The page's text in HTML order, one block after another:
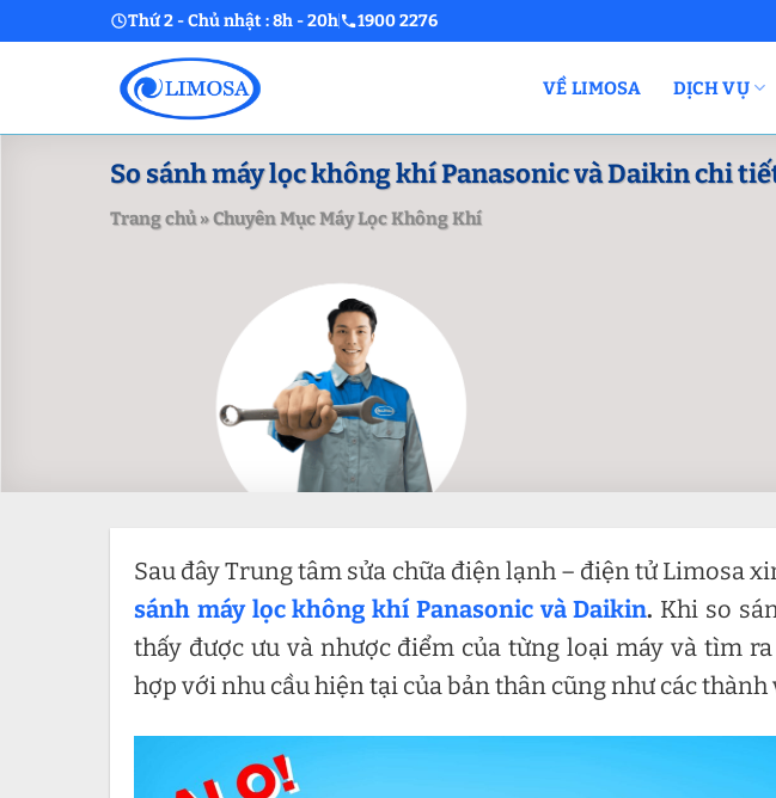
to
Thứ 2 - Chủ nhật : 8h - 20h 1900 2276
VỀ LIMOSA DỊCH VỤ
So sánh máy lọc không khí Panasonic và Daikin chi
Trang chủ»Chuyên Mục Máy Lọc Không Khí
Sau đây Trung tâm sửa chữa điện lạnh – điện tử Limosa
sánh máy lọc không khí Panasonic và Daikin. Khi so
thấy được ưu và nhược điểm của từng loại máy và tìm
hợp với nhu cầu hiện tại của bản thân cũng như các